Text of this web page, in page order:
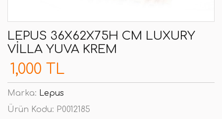
LEPUS 36X62X75H CM LUXURY
VILLA YUVA KREM
1,000 TL
Marka: Lepus
Ürün Kodu: P0012185